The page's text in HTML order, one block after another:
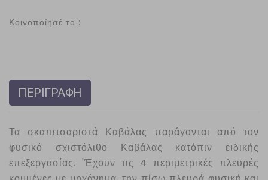
Κοινοποίησέ το :
ΠΕΡΙΓΡΑΦΗ
Τα σκαπιτσαριστά Καβάλας παράγονται από τον
φυσικό σχιστόλιθο Καβάλας κατόπιν ειδικής
επεξεργασίας. 'Έχουν τις 4 περιμετρικές πλευρές